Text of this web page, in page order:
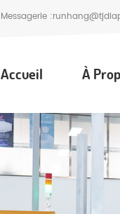
Messagerie :
Accueil À